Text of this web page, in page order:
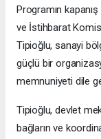
Programın
ve İstihbarat
Tipioğlu, sanayi
güçlü bir
memnuniyeti dile
Tipioğlu, devlet
bağların ve